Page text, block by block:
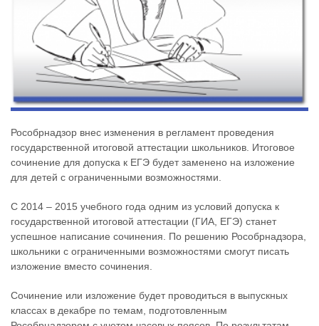
Рособрнадзор внес изменения в регламент проведения
государственной итоговой аттестации школьников. Итоговое
сочинение для допуска к ЕГЭ будет заменено на изложение
для детей с ограниченными возможностями.
С 2014 – 2015 учебного года одним из условий допуска к
государственной итоговой аттестации (ГИА, ЕГЭ) станет
успешное написание сочинения. По решению Рособрнадзора,
школьники с ограниченными возможностями смогут писать
изложение вместо сочинения.
Сочинение или изложение будет проводиться в выпускных
классах в декабре по темам, подготовленным